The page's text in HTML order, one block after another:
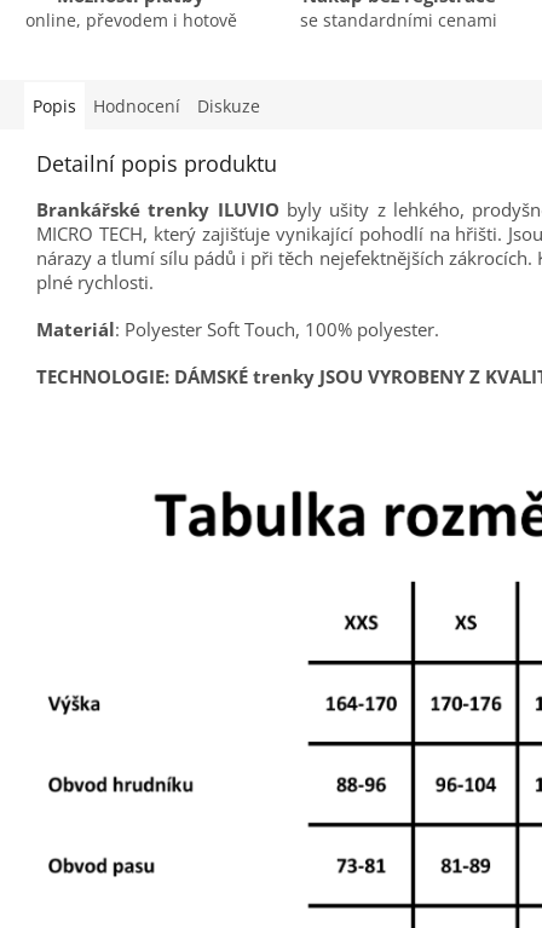
online, převodem i hotově se standardními cenami
Popis Hodnocení Diskuze
Detailní popis produktu
Brankářské trenky ILUVIO byly ušity z lehkého,
MICRO TECH, který zajišťuje vynikající pohodlí na hřišti.
nárazy a tlumí sílu pádů i při těch nejefektnějších
plné rychlosti.
Materiál: Polyester Soft Touch, 100% polyester.
TECHNOLOGIE: DÁMSKÉ trenky JSOU VYROBENY Z